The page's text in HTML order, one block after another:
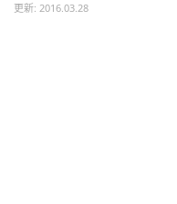
更新: 2016.03.28